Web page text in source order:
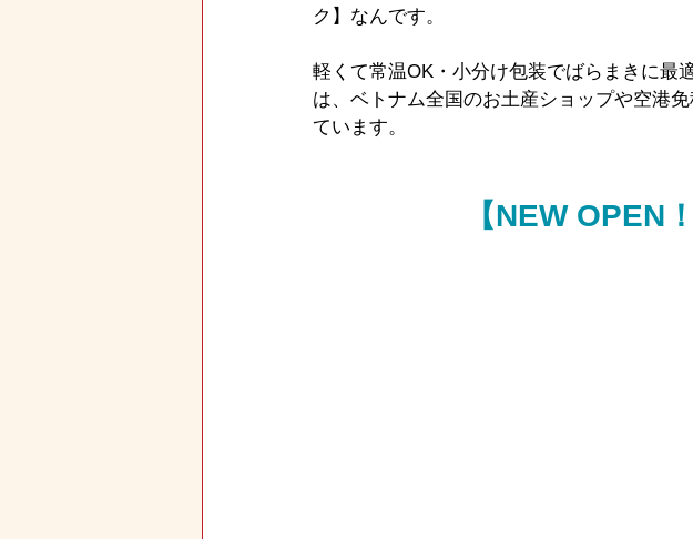
ク】なんです。
軽くて常温OK・小分け包装でばらまきに最
は、ベトナム全国のお土産ショップや空港
ています。
【NEW OPEN